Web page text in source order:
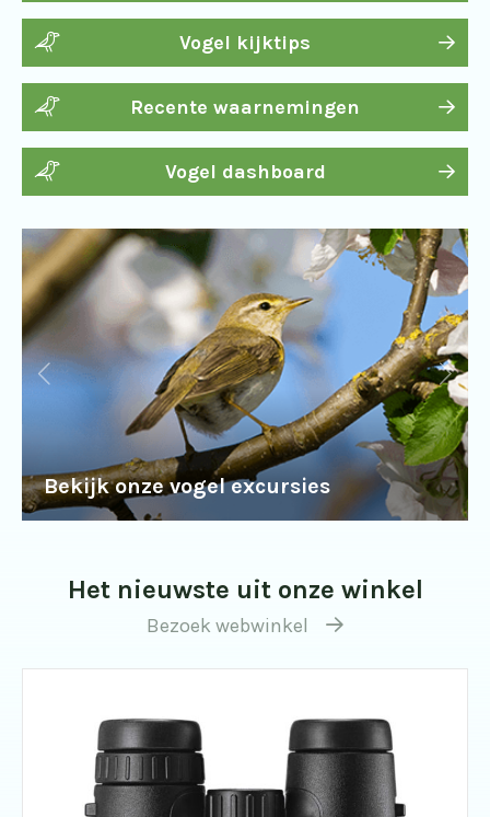
Vogel kijktips
Recente waarnemingen
Vogel dashboard
Bekijk onze vogel excursies
Het nieuwste uit onze winkel
Bezoek webwinkel